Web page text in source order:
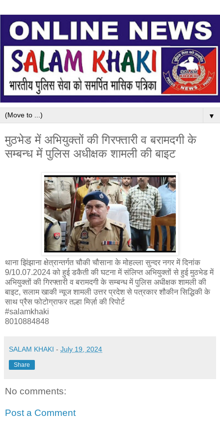
▼
मुठभेड में अभियुक्तों की गिरफ्तारी व बरामदगी के
सम्बन्ध में पुलिस अधीक्षक शामली की बाइट
थाना झिंझाना क्षेत्रान्तर्गत चौकी चौसाना के मोहल्ला सुन्दर नगर में दिनांक
9/10.07.2024 को हुई डकैती की घटना में संलिप्त अभियुक्तों से हुई मुठभेड में
अभियुक्तों की गिरफ्तारी व बरामदगी के सम्बन्ध में पुलिस अधीक्षक शामली की
बाइट, सलाम खाकी न्यूज शामली उत्तर प्रदेश से पत्रकार शौकीन सिद्धिकी के
साथ प्रैस फोटोग्राफर तल्हा मिर्ज़ा की रिपोर्ट
#salamkhaki
8010884848
SALAM KHAKI - July 19, 2024
Share
No comments:
Post a Comment